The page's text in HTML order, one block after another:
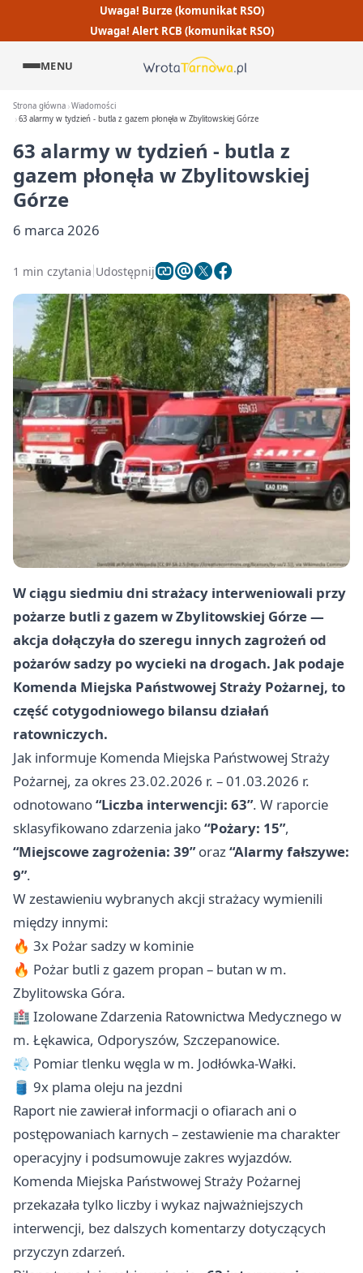
Uwaga! Burze (komunikat RSO)
Uwaga! Alert RCB (komunikat RSO)
MENU
Strona główna Wiadomości
63 alarmy w tydzień - butla z gazem płonęła w Zbylitowskiej Górze
63 alarmy w tydzień - butla z
gazem płonęła w Zbylitowskiej
Górze
6 marca 2026
1 min czytania Udostępnij
W ciągu siedmiu dni strażacy interweniowali przy
pożarze butli z gazem w Zbylitowskiej Górze —
akcja dołączyła do szeregu innych zagrożeń od
pożarów sadzy po wycieki na drogach. Jak podaje
Komenda Miejska Państwowej Straży Pożarnej, to
część cotygodniowego bilansu działań
ratowniczych.
Jak informuje Komenda Miejska Państwowej Straży
Pożarnej, za okres 23.02.2026 r. – 01.03.2026 r.
odnotowano“Liczba interwencji: 63”. W raporcie
sklasyfikowano zdarzenia jako“Pożary: 15”,
“Miejscowe zagrożenia: 39”oraz“Alarmy fałszywe:
9”.
W zestawieniu wybranych akcji strażacy wymienili
między innymi:
🔥 3x Pożar sadzy w kominie
🔥 Pożar butli z gazem propan – butan w m.
Zbylitowska Góra.
🏥 Izolowane Zdarzenia Ratownictwa Medycznego w
m. Łękawica, Odporyszów, Szczepanowice.
💨 Pomiar tlenku węgla w m. Jodłówka-Wałki.
🛢 9x plama oleju na jezdni
Raport nie zawierał informacji o ofiarach ani o
postępowaniach karnych – zestawienie ma charakter
operacyjny i podsumowuje zakres wyjazdów.
Komenda Miejska Państwowej Straży Pożarnej
przekazała tylko liczby i wykaz najważniejszych
interwencji, bez dalszych komentarzy dotyczących
przyczyn zdarzeń.